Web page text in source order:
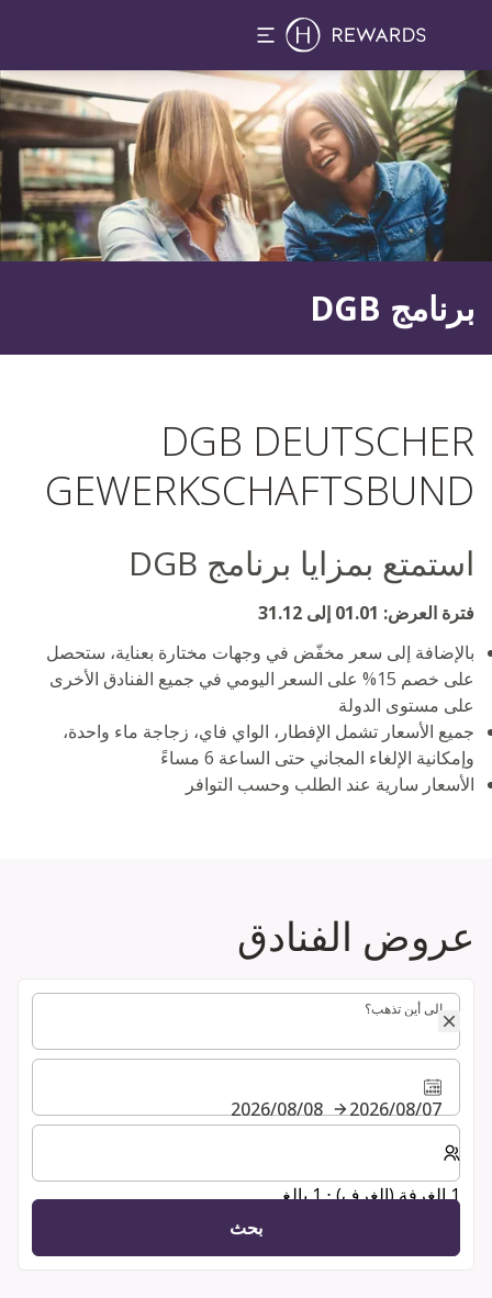
الشريحة 1 من 1
برنامج DGB
DGB DEUTSCHER
GEWERKSCHAFTSBUND
استمتع بمزايا برنامج DGB
فترة العرض: 01.01 إلى 31.12
بالإضافة إلى سعر مخفّض في وجهات مختارة بعناية، ستحصل
على خصم 15% على السعر اليومي في جميع الفنادق الأخرى
على مستوى الدولة
جميع الأسعار تشمل الإفطار، الواي فاي، زجاجة ماء واحدة،
وإمكانية الإلغاء المجاني حتى الساعة 6 مساءً
الأسعار سارية عند الطلب وحسب التوافر
عروض الفنادق
إلى أين تذهب؟
إلى أين تذهب؟
07‏/08‏/2026
08‏/08‏/2026
حدد عدد الغرف والضيوف لإقامتك
1 الغرفة (الغرف) ⋅ 1 بالغ
بحث